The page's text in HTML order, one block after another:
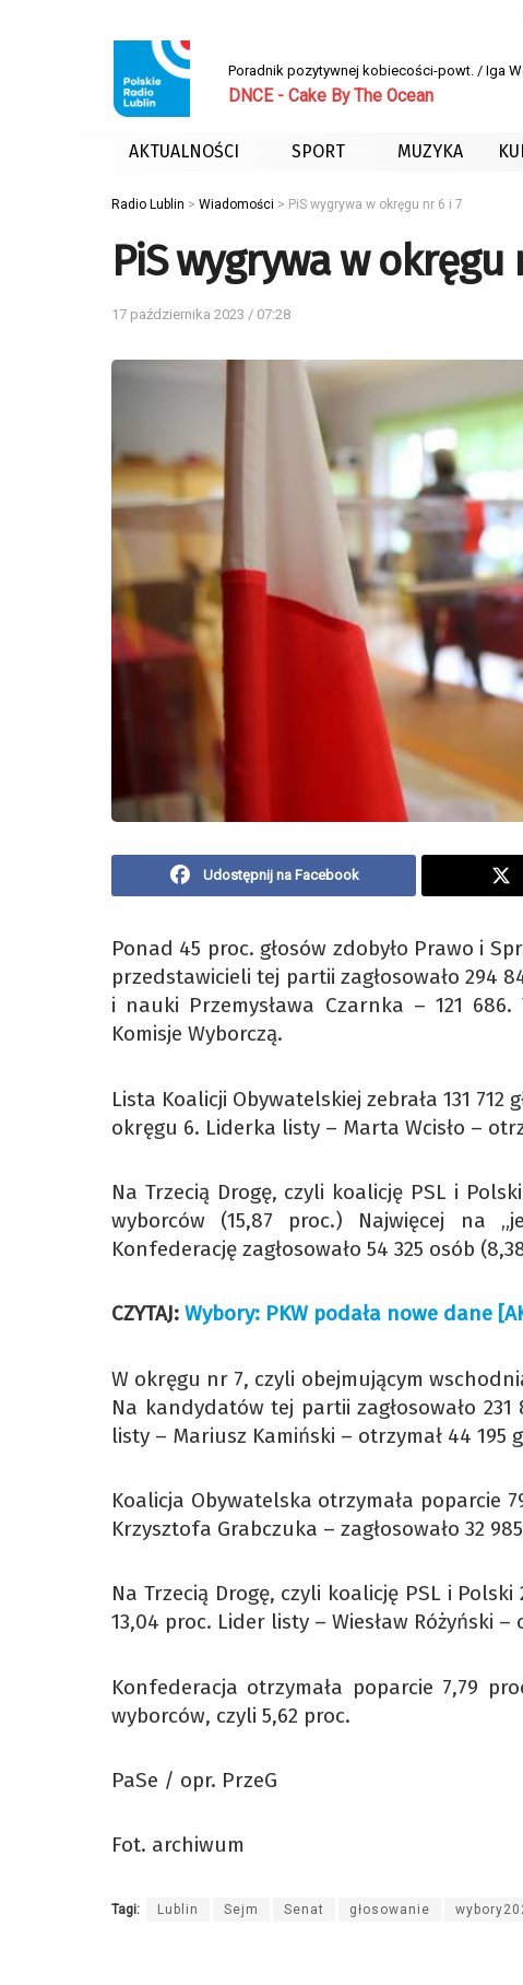
Poradnik pozytywnej kobiecości-powt. / Iga
DNCE - Cake By The Ocean
AKTUALNOŚCI SPORT MUZYKA
Radio Lublin > Wiadomości > PiS wygrywa w okręgu nr 6 i 7
PiS wygrywa w okręgu
17 października 2023 / 07:28
Udostępnij na Facebook
Ponad 45 proc. głosów zdobyło Prawo i
przedstawicieli tej partii zagłosowało 294
i nauki Przemysława Czarnka – 121
Komisje Wyborczą.
Lista Koalicji Obywatelskiej zebrała 131 712
okręgu 6. Liderka listy – Marta Wcisło –
Na Trzecią Drogę, czyli koalicję PSL i
wyborców (15,87 proc.) Najwięcej na
Konfederację zagłosowało 54 325 osób
CZYTAJ: Wybory: PKW podała nowe dane
W okręgu nr 7, czyli obejmującym
Na kandydatów tej partii zagłosowało
listy – Mariusz Kamiński – otrzymał 44 195
Koalicja Obywatelska otrzymała poparcie
Krzysztofa Grabczuka – zagłosowało 32
Na Trzecią Drogę, czyli koalicję PSL i Polski
13,04 proc. Lider listy – Wiesław Różyński –
Konfederacja otrzymała poparcie 7,79
wyborców, czyli 5,62 proc.
PaSe / opr. PrzeG
Fot. archiwum
Tagi: Lublin Sejm Senat głosowanie